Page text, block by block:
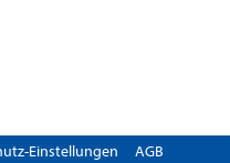
Einstellungen AGB